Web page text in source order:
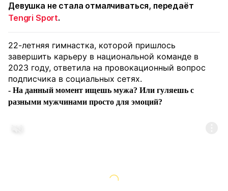
Девушка не стала отмалчиваться, передаёт
Tengri Sport.
22-летняя гимнастка, которой пришлось
завершить карьеру в национальной команде в
2023 году, ответила на провокационный вопрос
подписчика в социальных сетях.
- На данный момент ищешь мужа? Или гуляешь с
разными мужчинами просто для эмоций?